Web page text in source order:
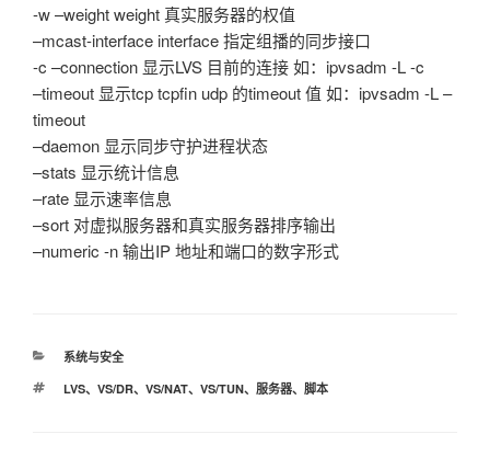
-w –weight weight 真实服务器的权值
–mcast-interface interface 指定组播的同步接口
-c –connection 显示LVS 目前的连接 如：ipvsadm -L -c
–timeout 显示tcp tcpfin udp 的timeout 值 如：ipvsadm -L –
timeout
–daemon 显示同步守护进程状态
–stats 显示统计信息
–rate 显示速率信息
–sort 对虚拟服务器和真实服务器排序输出
–numeric -n 输出IP 地址和端口的数字形式
分
系统与安全
标
LVS、 VS/DR、 VS/NAT、 VS/TUN、 服务器、 脚本